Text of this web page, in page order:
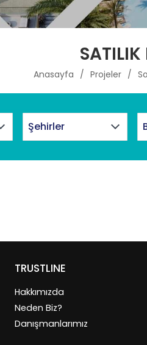
SATILIK
Anasayfa Projeler
TRUSTLINE
Hakkımızda
Neden Biz?
Danışmanlarımız